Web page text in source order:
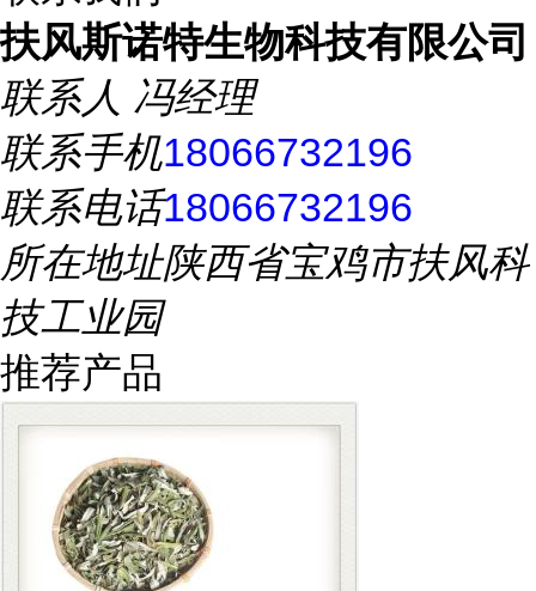
扶风斯诺特生物科技有限公司
联系人 冯经理
联系手机18066732196
联系电话18066732196
所在地址陕西省宝鸡市扶风科
技工业园
推荐产品